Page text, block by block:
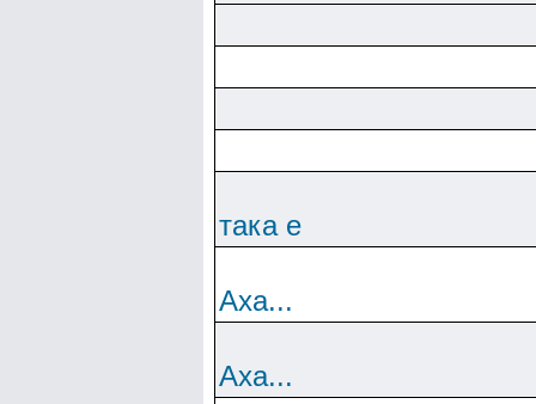
така е
Аха...
Аха...